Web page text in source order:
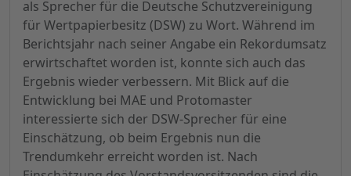
als Sprecher für die Deutsche Schutzvereinigung
für Wertpapierbesitz (DSW) zu Wort. Während im
Berichtsjahr nach seiner Angabe ein Rekordumsatz
erwirtschaftet worden ist, konnte sich auch das
Ergebnis wieder verbessern. Mit Blick auf die
Entwicklung bei MAE und Protomaster
interessierte sich der DSW-Sprecher für eine
Einschätzung, ob beim Ergebnis nun die
Trendumkehr erreicht worden ist. Nach